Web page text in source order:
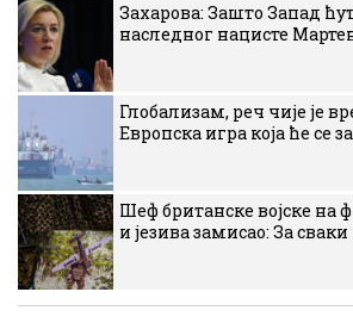
Захарова: Зашто Запад
наследног нацисте
Глобализам, реч чије је
Европска игра која ће се
Шеф британске војске на
и језива замисао: За